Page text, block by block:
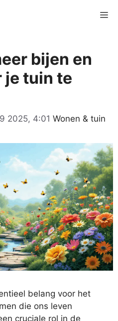
bijen en
je tuin te
2025, 4:01 Categorieën
Wonen & tuin
belang voor het
die ons leven
cruciale rol in de